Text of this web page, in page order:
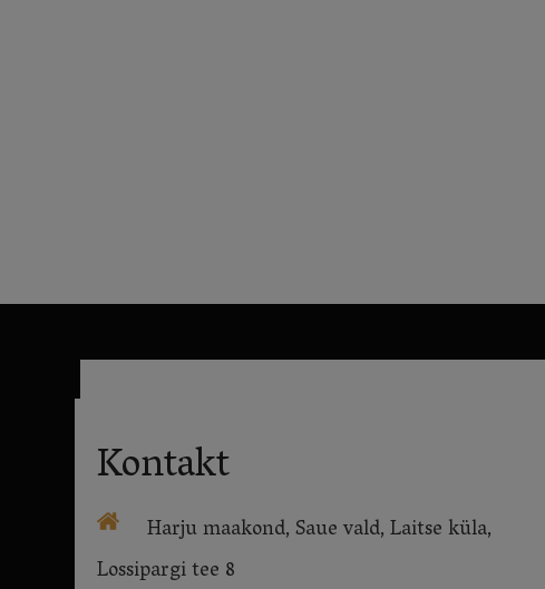
Kontakt
Harju maakond, Saue vald, Laitse küla,
Lossipargi tee 8